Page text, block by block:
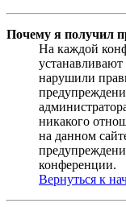
Почему я получил
На каждой
нарушили
никакого
на данном
конференции.
Вернуться к